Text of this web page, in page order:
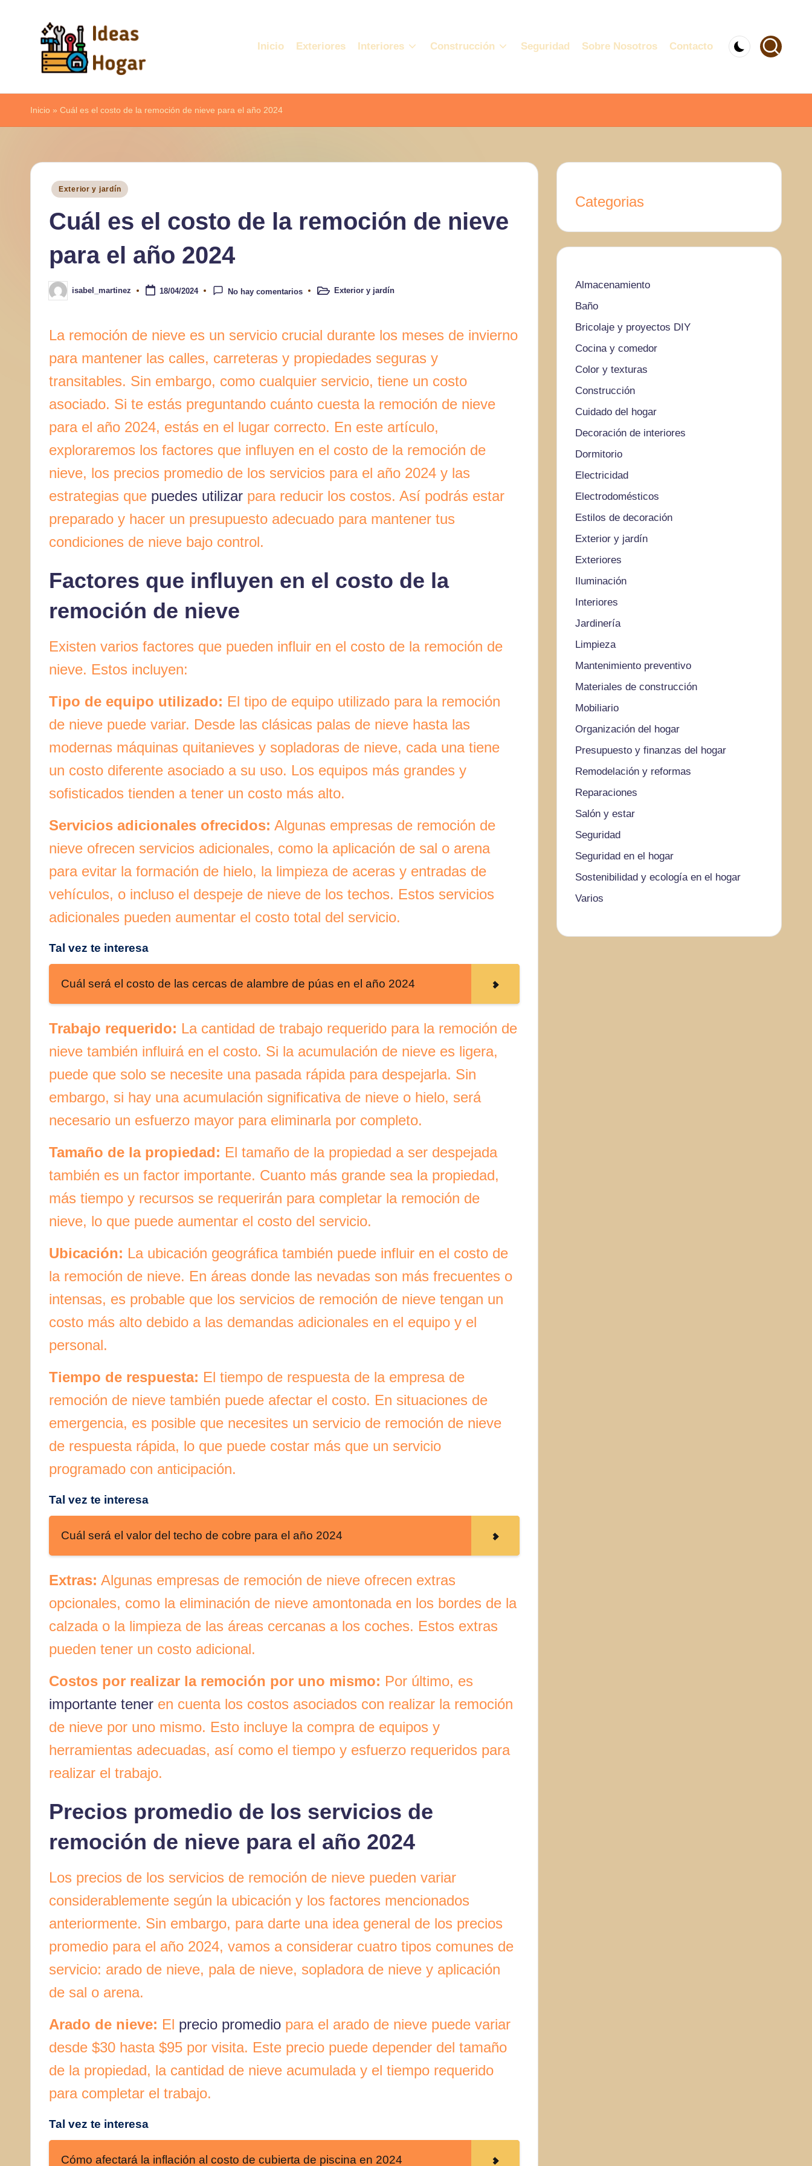
I
d
a
Ideas
para
Hogar
Inicio Exteriores Interiores Construcción Seguridad Sobre Nosotros Contacto
Inicio » Cuál es el costo de la remoción de nieve para el año 2024
Publicado
Exterior y jardín
Cuál es el costo de la remoción de nieve
para el año 2024
Publicado
por
isabel_martinez 18/04/2024 No hay comentarios
PublicadoExterior y jardín
La remoción de nieve es un servicio crucial durante los meses de invierno
para mantener las calles, carreteras y propiedades seguras y
transitables. Sin embargo, como cualquier servicio, tiene un costo
asociado. Si te estás preguntando cuánto cuesta la remoción de nieve
para el año 2024, estás en el lugar correcto. En este artículo,
exploraremos los factores que influyen en el costo de la remoción de
nieve, los precios promedio de los servicios para el año 2024 y las
estrategias que puedes utilizar para reducir los costos. Así podrás estar
preparado y hacer un presupuesto adecuado para mantener tus
condiciones de nieve bajo control.
Factores que influyen en el costo de la
remoción de nieve
Existen varios factores que pueden influir en el costo de la remoción de
nieve. Estos incluyen:
Tipo de equipo utilizado: El tipo de equipo utilizado para la remoción
de nieve puede variar. Desde las clásicas palas de nieve hasta las
modernas máquinas quitanieves y sopladoras de nieve, cada una tiene
un costo diferente asociado a su uso. Los equipos más grandes y
sofisticados tienden a tener un costo más alto.
Servicios adicionales ofrecidos: Algunas empresas de remoción de
nieve ofrecen servicios adicionales, como la aplicación de sal o arena
para evitar la formación de hielo, la limpieza de aceras y entradas de
vehículos, o incluso el despeje de nieve de los techos. Estos servicios
adicionales pueden aumentar el costo total del servicio.
Tal vez te interesa
Cuál será el costo de las cercas de alambre de púas en el año 2024
Trabajo requerido: La cantidad de trabajo requerido para la remoción de
nieve también influirá en el costo. Si la acumulación de nieve es ligera,
puede que solo se necesite una pasada rápida para despejarla. Sin
embargo, si hay una acumulación significativa de nieve o hielo, será
necesario un esfuerzo mayor para eliminarla por completo.
Tamaño de la propiedad: El tamaño de la propiedad a ser despejada
también es un factor importante. Cuanto más grande sea la propiedad,
más tiempo y recursos se requerirán para completar la remoción de
nieve, lo que puede aumentar el costo del servicio.
Ubicación: La ubicación geográfica también puede influir en el costo de
la remoción de nieve. En áreas donde las nevadas son más frecuentes o
intensas, es probable que los servicios de remoción de nieve tengan un
costo más alto debido a las demandas adicionales en el equipo y el
personal.
Tiempo de respuesta: El tiempo de respuesta de la empresa de
remoción de nieve también puede afectar el costo. En situaciones de
emergencia, es posible que necesites un servicio de remoción de nieve
de respuesta rápida, lo que puede costar más que un servicio
programado con anticipación.
Tal vez te interesa
Cuál será el valor del techo de cobre para el año 2024
Extras: Algunas empresas de remoción de nieve ofrecen extras
opcionales, como la eliminación de nieve amontonada en los bordes de la
calzada o la limpieza de las áreas cercanas a los coches. Estos extras
pueden tener un costo adicional.
Costos por realizar la remoción por uno mismo: Por último, es
importante tener en cuenta los costos asociados con realizar la remoción
de nieve por uno mismo. Esto incluye la compra de equipos y
herramientas adecuadas, así como el tiempo y esfuerzo requeridos para
realizar el trabajo.
Precios promedio de los servicios de
remoción de nieve para el año 2024
Los precios de los servicios de remoción de nieve pueden variar
considerablemente según la ubicación y los factores mencionados
anteriormente. Sin embargo, para darte una idea general de los precios
promedio para el año 2024, vamos a considerar cuatro tipos comunes de
servicio: arado de nieve, pala de nieve, sopladora de nieve y aplicación
de sal o arena.
Arado de nieve: El precio promedio para el arado de nieve puede variar
desde $30 hasta $95 por visita. Este precio puede depender del tamaño
de la propiedad, la cantidad de nieve acumulada y el tiempo requerido
para completar el trabajo.
Tal vez te interesa
Cómo afectará la inflación al costo de cubierta de piscina en 2024
Categorias
Almacenamiento
Baño
Bricolaje y proyectos DIY
Cocina y comedor
Color y texturas
Construcción
Cuidado del hogar
Decoración de interiores
Dormitorio
Electricidad
Electrodomésticos
Estilos de decoración
Exterior y jardín
Exteriores
Iluminación
Interiores
Jardinería
Limpieza
Mantenimiento preventivo
Materiales de construcción
Mobiliario
Organización del hogar
Presupuesto y finanzas del hogar
Remodelación y reformas
Reparaciones
Salón y estar
Seguridad
Seguridad en el hogar
Sostenibilidad y ecología en el hogar
Varios